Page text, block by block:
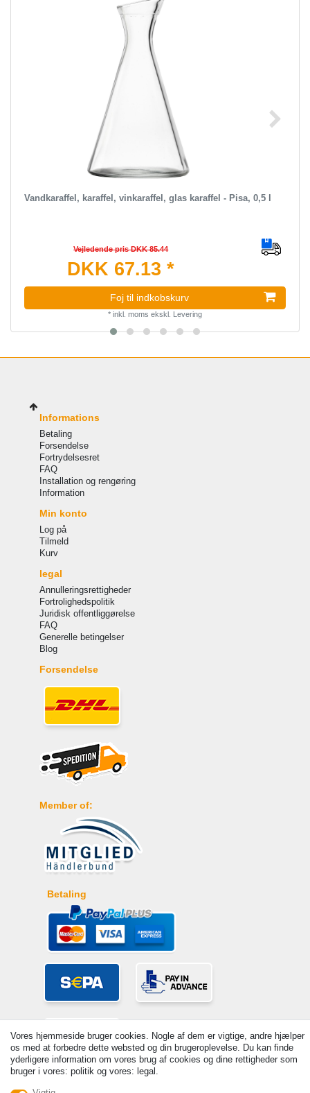
Vandkaraffel, karaffel, vinkaraffel, glas karaffel - Pisa, 0,5 l
Vejledende pris DKK 85.44
DKK 67.13 *
Foj til indkobskurv
* inkl. moms ekskl. Levering
Informations
Betaling
Forsendelse
Fortrydelsesret
FAQ
Installation og rengøring
Information
Min konto
Log på
Tilmeld
Kurv
legal
Annulleringsrettigheder
Fortrolighedspolitik
Juridisk offentliggørelse
FAQ
Generelle betingelser
Blog
Forsendelse
Member of:
Betaling
Vores hjemmeside bruger cookies. Nogle af dem er vigtige, andre hjælper
os med at forbedre dette websted og din brugeroplevelse. Du kan finde
yderligere information om vores brug af cookies og dine rettigheder som
bruger i vores: politik og vores: legal.